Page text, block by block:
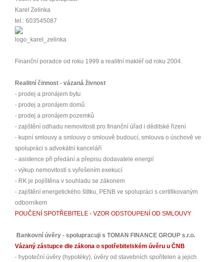
Karel Zelinka
tel.: 603545087
Finanční poradce od roku 1999 a realitní makléř od roku 2004.
Realitní činnost - vázaná živnost
- prodej a pronájem bytu
- prodej a pronájem domů
- prodej a pronájem pozemků
- zajištění odhadu nemovitosti pro finanční úřad i děditské řizení
- kupní smlouvy a smlouvy o smlouvě budoucí, smlouva o úschově ve
spolupráci s advokátní kanceláří
- asistence při předání a přepisu dodavatele energií
- výkup nemovitostí s vyřešením exekucí
- RK je pojištěna v souhladu se zákonem
- zajištění energetického štítku, PENB ve spolupráci s certifikovaným
odborníkem
POUČENÍ SPOTŘEBITELE - VZOR ODSTOUPENÍ OD SMLOUVY
Bankovní úvěry - spolupracuji s TOMAN FINANCE GROUP s.r.o.
Vázaný zástupce dle zákona o spotřebitelském úvěru u ČNB
- hypoteční úvěry (hypotéky), úvěry od stavebních spořitelen a jejich